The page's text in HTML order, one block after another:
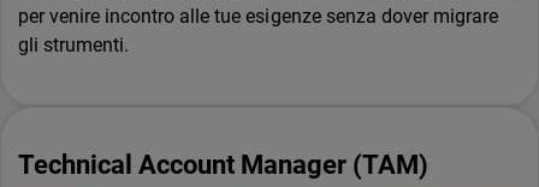
per venire incontro alle tue esigenze senza dover migrare
gli strumenti.
Technical Account Manager (TAM)